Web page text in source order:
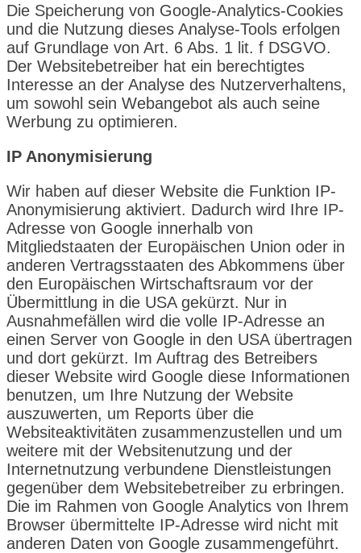
Die Speicherung von Google-Analytics-Cookies
und die Nutzung dieses Analyse-Tools erfolgen
auf Grundlage von Art. 6 Abs. 1 lit. f DSGVO.
Der Websitebetreiber hat ein berechtigtes
Interesse an der Analyse des Nutzerverhaltens,
um sowohl sein Webangebot als auch seine
Werbung zu optimieren.
IP Anonymisierung
Wir haben auf dieser Website die Funktion IP-
Anonymisierung aktiviert. Dadurch wird Ihre IP-
Adresse von Google innerhalb von
Mitgliedstaaten der Europäischen Union oder in
anderen Vertragsstaaten des Abkommens über
den Europäischen Wirtschaftsraum vor der
Übermittlung in die USA gekürzt. Nur in
Ausnahmefällen wird die volle IP-Adresse an
einen Server von Google in den USA übertragen
und dort gekürzt. Im Auftrag des Betreibers
dieser Website wird Google diese Informationen
benutzen, um Ihre Nutzung der Website
auszuwerten, um Reports über die
Websiteaktivitäten zusammenzustellen und um
weitere mit der Websitenutzung und der
Internetnutzung verbundene Dienstleistungen
gegenüber dem Websitebetreiber zu erbringen.
Die im Rahmen von Google Analytics von Ihrem
Browser übermittelte IP-Adresse wird nicht mit
anderen Daten von Google zusammengeführt.